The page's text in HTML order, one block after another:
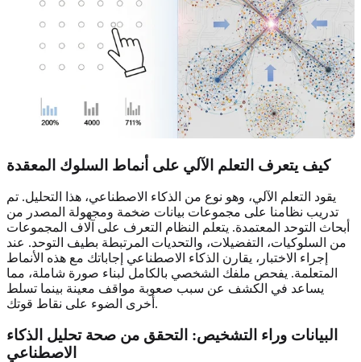
كيف يتعرف التعلم الآلي على أنماط السلوك المعقدة
يقود التعلم الآلي، وهو نوع من الذكاء الاصطناعي، هذا التحليل. تم
تدريب نظامنا على مجموعات بيانات ضخمة ومجهولة المصدر من
أبحاث التوحد المعتمدة. يتعلم النظام التعرف على آلاف المجموعات
من السلوكيات، التفضيلات، والتحديات المرتبطة بطيف التوحد. عند
إجراء الاختبار، يقارن الذكاء الاصطناعي إجاباتك مع هذه الأنماط
المتعلمة. يفحص ملفك الشخصي بالكامل لبناء صورة شاملة، مما
يساعد في الكشف عن سبب صعوبة مواقف معينة بينما تسلط
أخرى الضوء على نقاط قوتك.
البيانات وراء التشخيص: التحقق من صحة تحليل الذكاء
الاصطناعي